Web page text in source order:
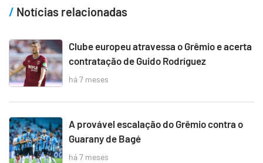
Notícias relacionadas
Clube europeu atravessa o Grêmio e acerta
contratação de Guido Rodríguez
há 7 meses
A provável escalação do Grêmio contra o
Guarany de Bagé
há 7 meses